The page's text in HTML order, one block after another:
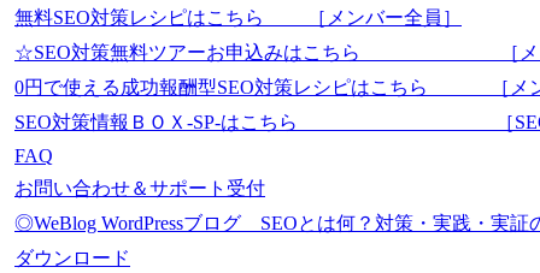
無料SEO対策レシピはこちら ［メンバー全員］
☆SEO対策無料ツアーお申込みはこちら ［メン
0円で使える成功報酬型SEO対策レシピはこちら ［メ
SEO対策情報ＢＯＸ-SP-はこちら ［SEO-
FAQ
お問い合わせ＆サポート受付
◎WeBlog WordPressブログ SEOとは何？対策・実践・実
ダウンロード